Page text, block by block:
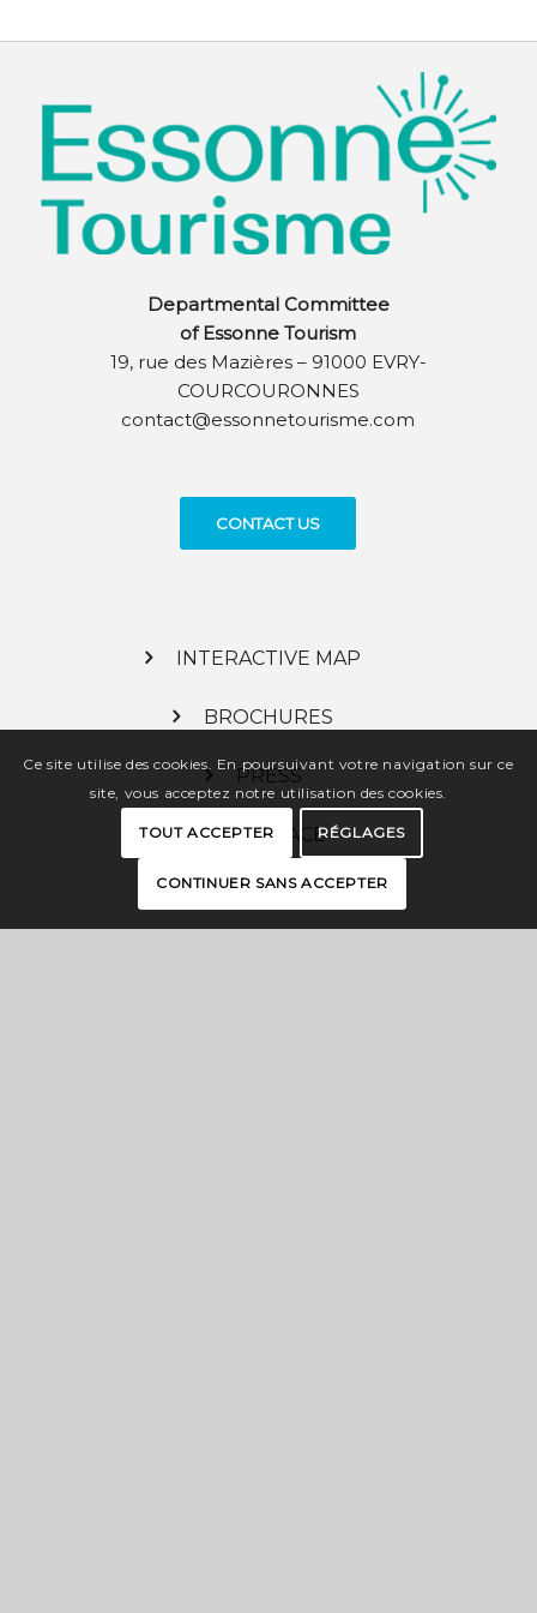
Departmental Committee
of Essonne Tourism
19, rue des Mazières – 91000 EVRY-
COURCOURONNES
contact@essonnetourisme.com
CONTACT US
INTERACTIVE MAP
BROCHURES
PRESS
PRO SPACE
Ce site utilise des cookies. En poursuivant votre navigation sur ce
site, vous acceptez notre utilisation des cookies.
TOUT ACCEPTER RÉGLAGES
CONTINUER SANS ACCEPTER